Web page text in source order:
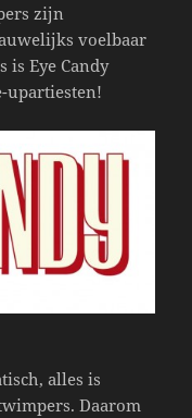
zijn
voelbaar
is Eye Candy
upartiesten!
alles is
Daarom